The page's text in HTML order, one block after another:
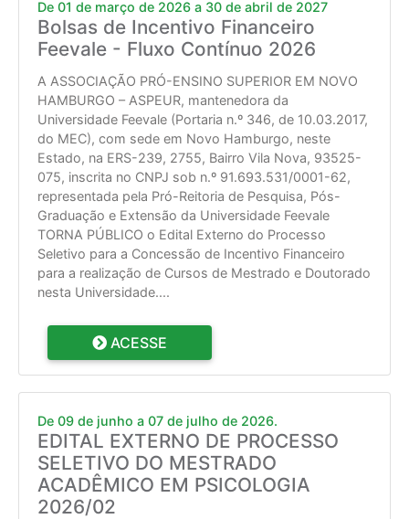
De 01 de março de 2026 a 30 de abril de 2027
Bolsas de Incentivo Financeiro
Feevale - Fluxo Contínuo 2026
A ASSOCIAÇÃO PRÓ-ENSINO SUPERIOR EM NOVO
HAMBURGO – ASPEUR, mantenedora da
Universidade Feevale (Portaria n.º 346, de 10.03.2017,
do MEC), com sede em Novo Hamburgo, neste
Estado, na ERS-239, 2755, Bairro Vila Nova, 93525-
075, inscrita no CNPJ sob n.º 91.693.531/0001-62,
representada pela Pró-Reitoria de Pesquisa, Pós-
Graduação e Extensão da Universidade Feevale
TORNA PÚBLICO o Edital Externo do Processo
Seletivo para a Concessão de Incentivo Financeiro
para a realização de Cursos de Mestrado e Doutorado
nesta Universidade....
ACESSE
De 09 de junho a 07 de julho de 2026.
EDITAL EXTERNO DE PROCESSO
SELETIVO DO MESTRADO
ACADÊMICO EM PSICOLOGIA
2026/02